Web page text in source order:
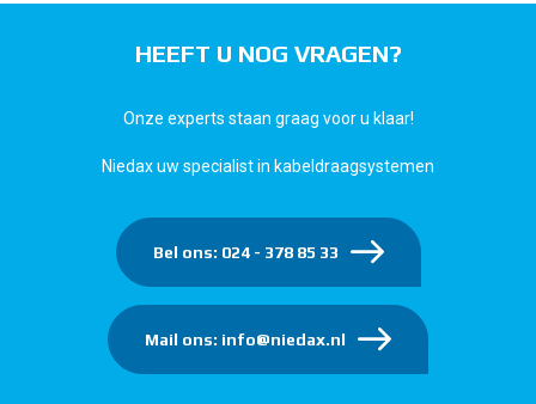
HEEFT U NOG VRAGEN?
Onze experts staan graag voor u klaar!
Niedax uw specialist in kabeldraagsystemen
Bel ons: 024 - 378 85 33
Mail ons: info@niedax.nl